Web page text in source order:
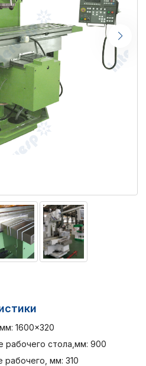
1600×320
стола,мм: 900
мм: 310